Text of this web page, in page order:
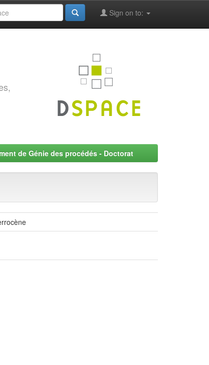
Sign on to:
de Génie des procédés - Doctorat